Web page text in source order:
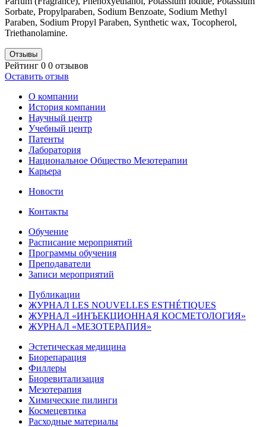
Sorbate, Propylparaben, Sodium Benzoate, Sodium Methyl
Paraben, Sodium Propyl Paraben, Synthetic wax, Tocopherol,
Triethanolamine.
Отзывы
Рейтинг 0 0 отзывов
Оставить отзыв
О компании
История компании
Научный центр
Учебный центр
Патенты
Лаборатория
Национальное Общество Мезотерапии
Карьера
Новости
Контакты
Обучение
Расписание мероприятий
Программы обучения
Преподаватели
Записи мероприятий
Публикации
ЖУРНАЛ LES NOUVELLES ESTHÉTIQUES
ЖУРНАЛ «ИНЪЕКЦИОННАЯ КОСМЕТОЛОГИЯ»
ЖУРНАЛ «МЕЗОТЕРАПИЯ»
Эстетическая медицина
Биорепарация
Филлеры
Биоревитализация
Мезотерапия
Химические пилинги
Космецевтика
Расходные материалы